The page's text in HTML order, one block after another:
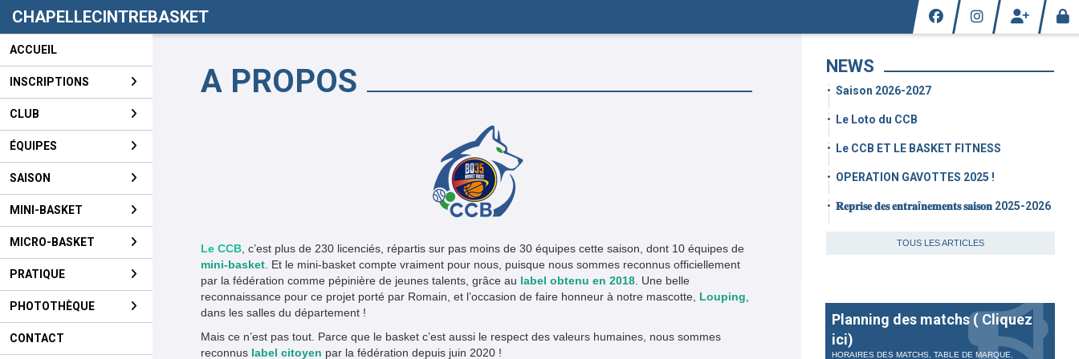
CHAPELLECINTREBASKET
ACCUEIL
INSCRIPTIONS
CLUB
ÉQUIPES
SAISON
MINI-BASKET
MICRO-BASKET
PRATIQUE
PHOTOTHÈQUE
CONTACT
A PROPOS
Le CCB , c’est plus de 230 licenciés, répartis sur pas moins de 30 équipes cette saison, dont 10 équipes de
mini-basket . Et le mini-basket compte vraiment pour nous, puisque nous sommes reconnus officiellement
par la fédération comme pépinière de jeunes talents, grâce au label obtenu en 2018 . Une belle
reconnaissance pour ce projet porté par Romain, et l’occasion de faire honneur à notre mascotte, Louping
dans les salles du département !
Mais ce n’est pas tout. Parce que le basket c’est aussi le respect des valeurs humaines, nous sommes
reconnus label citoyen par la fédération depuis juin 2020 !
NEWS
Saison 2026-2027
Le Loto du CCB
Le CCB ET LE BASKET FITNESS
OPERATION GAVOTTES 2025 !
𝐑𝐞𝐩𝐫𝐢𝐬𝐞 𝐝𝐞𝐬 𝐞𝐧𝐭𝐫𝐚î𝐧𝐞𝐦𝐞𝐧𝐭𝐬 𝐬𝐚𝐢𝐬𝐨𝐧 2025-2026
TOUS LES ARTICLES
Planning des matchs ( Cliquez
ici)
HORAIRES DES MATCHS, TABLE DE MARQUE,
Panneau de gestion des cookies